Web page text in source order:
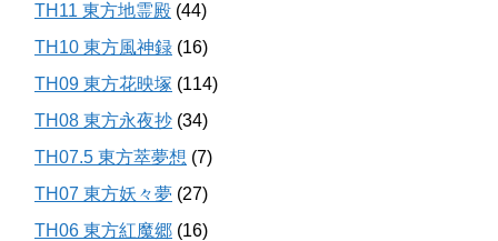
TH11 東方地霊殿 (44)
TH10 東方風神録 (16)
TH09 東方花映塚 (114)
TH08 東方永夜抄 (34)
TH07.5 東方萃夢想 (7)
TH07 東方妖々夢 (27)
TH06 東方紅魔郷 (16)